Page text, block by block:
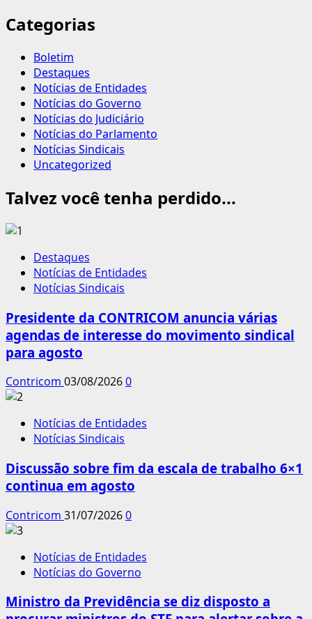
Categorias
Boletim
Destaques
Notícias de Entidades
Notícias do Governo
Notícias do Judiciário
Notícias do Parlamento
Notícias Sindicais
Uncategorized
Talvez você tenha perdido...
Destaques
Notícias de Entidades
Notícias Sindicais
Presidente da CONTRICOM anuncia várias
agendas de interesse do movimento sindical
para agosto
Contricom 03/08/20260
Notícias de Entidades
Notícias Sindicais
Discussão sobre fim da escala de trabalho 6×1
continua em agosto
Contricom 31/07/20260
Notícias de Entidades
Notícias do Governo
Ministro da Previdência se diz disposto a